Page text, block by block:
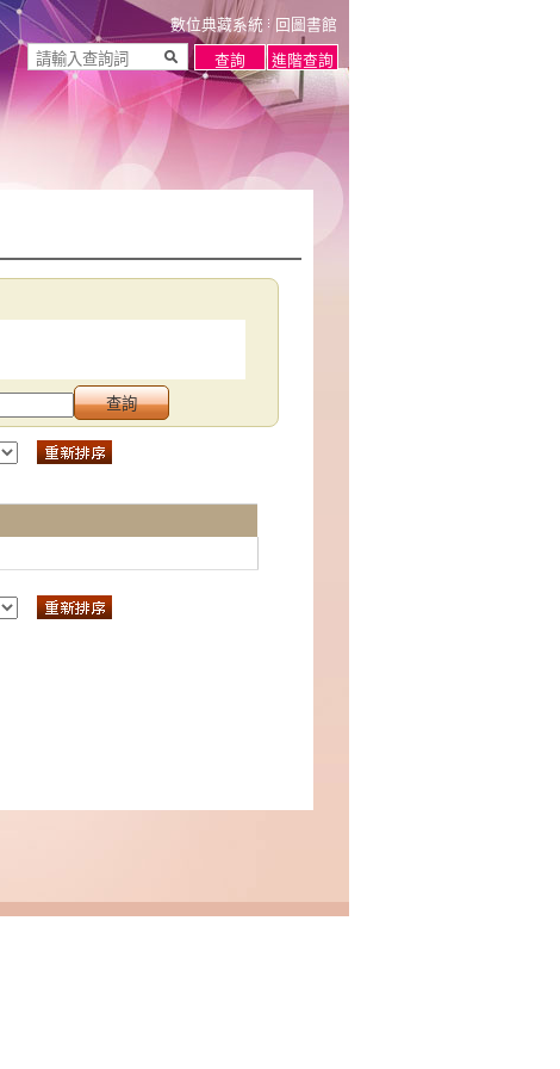
數位典藏系統 回圖書館